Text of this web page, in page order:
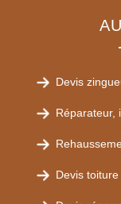
Devis
Réparateur,
Devis